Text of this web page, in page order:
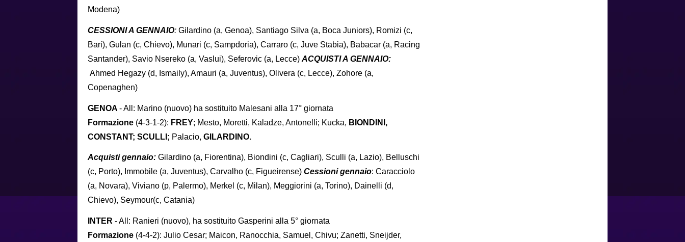
Modena)
CESSIONI A GENNAIO: Gilardino (a, Genoa), Santiago Silva (a, Boca Juniors), Romizi (c,
Bari), Gulan (c, Chievo), Munari (c, Sampdoria), Carraro (c, Juve Stabia), Babacar (a, Racing
Santander), Savio Nsereko (a, Vaslui), Seferovic (a, Lecce) ACQUISTI A GENNAIO:
Ahmed Hegazy (d, Ismaily), Amauri (a, Juventus), Olivera (c, Lecce), Zohore (a,
Copenaghen)
GENOA - All: Marino (nuovo) ha sostituito Malesani alla 17° giornata
Formazione (4-3-1-2): FREY; Mesto, Moretti, Kaladze, Antonelli; Kucka, BIONDINI,
CONSTANT; SCULLI; Palacio, GILARDINO.
Acquisti gennaio: Gilardino (a, Fiorentina), Biondini (c, Cagliari), Sculli (a, Lazio), Belluschi
(c, Porto), Immobile (a, Juventus), Carvalho (c, Figueirense) Cessioni gennaio: Caracciolo
(a, Novara), Viviano (p, Palermo), Merkel (c, Milan), Meggiorini (a, Torino), Dainelli (d,
Chievo), Seymour(c, Catania)
INTER - All: Ranieri (nuovo), ha sostituito Gasperini alla 5° giornata
Formazione (4-4-2): Julio Cesar; Maicon, Ranocchia, Samuel, Chivu; Zanetti, Sneijder,